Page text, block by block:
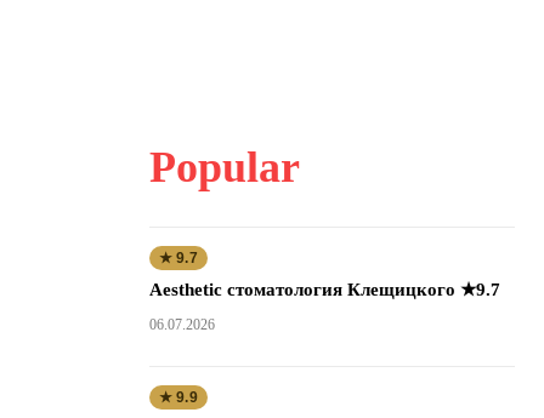
Popular
★ 9.7
Aesthetic стоматология Клещицкого ★9.7
06.07.2026
★ 9.9